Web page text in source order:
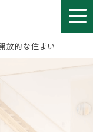
放的な住まい